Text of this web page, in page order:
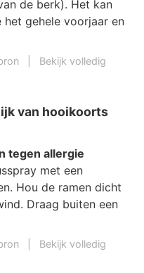
de berk). Het kan
gehele voorjaar en
Bekijk volledig
van hooikoorts
tegen allergie
met een
Hou de ramen dicht
Draag buiten een
Bekijk volledig